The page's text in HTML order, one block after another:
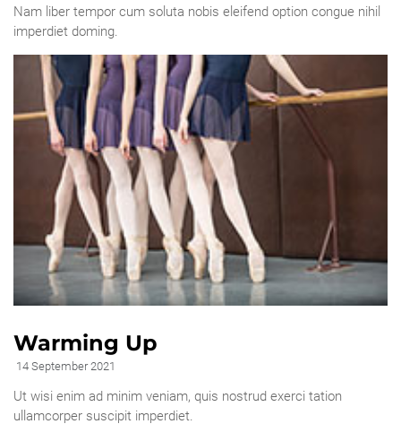
Nam liber tempor cum soluta nobis eleifend option congue nihil
imperdiet doming.
Warming Up
14 September 2021
Ut wisi enim ad minim veniam, quis nostrud exerci tation
ullamcorper suscipit imperdiet.